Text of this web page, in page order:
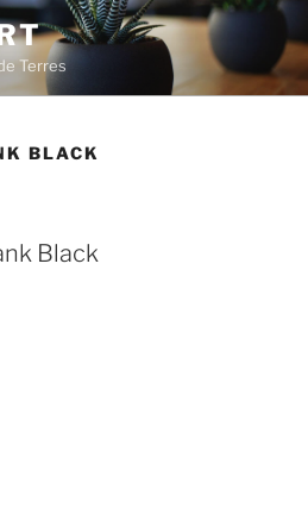
Terres
BLACK
Black